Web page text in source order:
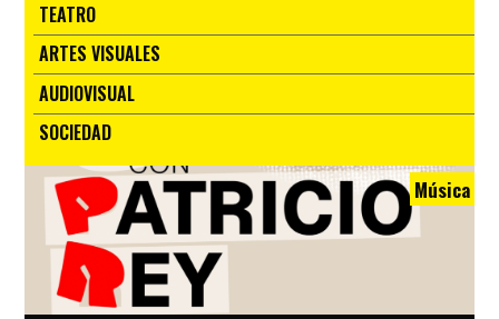
TEATRO
ARTES VISUALES
AUDIOVISUAL
SOCIEDAD
Música